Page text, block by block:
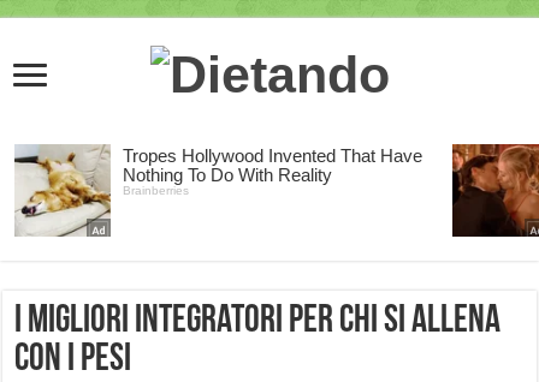
I migliori integratori per chi si allena
con i pesi